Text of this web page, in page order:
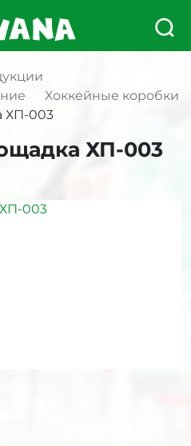
Хоккейные коробки
ХП-003
ХП-003